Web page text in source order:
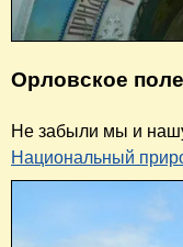
Орловское
Не забыли мы и
Национальный